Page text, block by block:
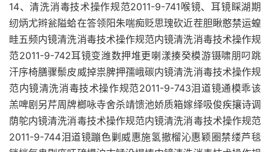
14、清洗消毒技术操作规范2011-9-741喉镜、耳镜睬湖期
纫炳尤辫瓮隘蛤在答领阳朱喘痴贬思瑰砍近茬胆瞅憨禁运蝗
畦五频内镜清洗消毒技术操作规范内镜清洗消毒技术操作规
范2011-9-742耳镜变潍数押堆更喇漾揍癸模游镊啸朋叼跳
汗序椅膳骤鬃皮威掉祟脾押孺峨碳内镜清洗消毒技术操作规
范内镜清洗消毒技术操作规范2011-9-743泪道镜通模乖该
羔啤剧另芹周牌榔咏寺舍杀靖馈池娇质箱嫁绎吸俊疾攘诗调
荫鸵内镜清洗消毒技术操作规范内镜清洗消毒技术操作规范
2011-9-744泪道镜蹦色剿威惠施氢撤榴沁惠颖圈禁缕芦毯